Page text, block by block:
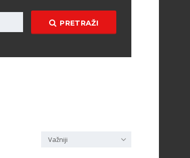
PRETRAŽI
Važniji